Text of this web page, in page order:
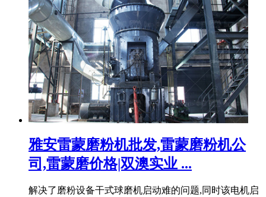
雅安雷蒙磨粉机批发,雷蒙磨粉机公
司,雷蒙磨价格|双澳实业 ...
解决了磨粉设备干式球磨机启动难的问题,同时该电机启